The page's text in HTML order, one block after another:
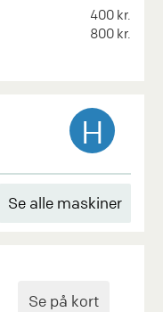
400 kr.
800 kr.
H
Se alle maskiner